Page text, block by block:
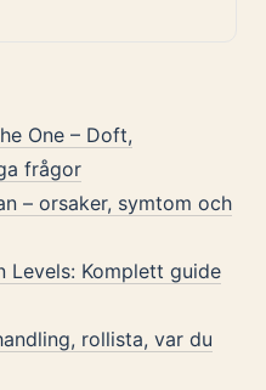
One – Doft,
frågor
– orsaker, symtom och
Levels: Komplett guide
rollista, var du